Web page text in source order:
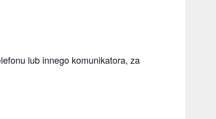
lub innego komunikatora, za